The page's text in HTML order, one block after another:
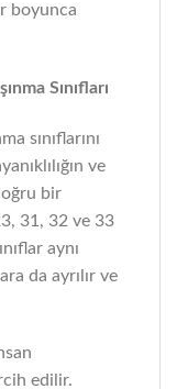
boyunca
Sınıfları
sınıflarını
ve
bir
31, 32 ve 33
aynı
da ayrılır ve
edilir.